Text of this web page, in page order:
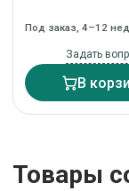
89VOR-GOLD
Под заказ, 4–12
Задать
В
Товары